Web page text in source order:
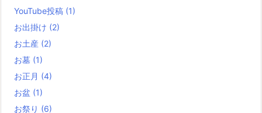
YouTube投稿 (1)
お出掛け (2)
お土産 (2)
お墓 (1)
お正月 (4)
お盆 (1)
お祭り (6)